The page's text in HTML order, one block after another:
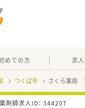
めての方 求
つくば市 さくら薬局
薬剤師求人ID： 344207